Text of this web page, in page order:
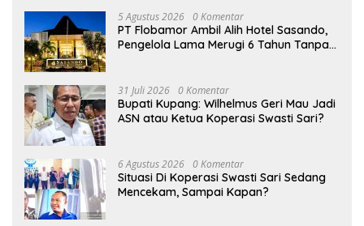
5 Agustus 2026 0 Komentar
PT Flobamor Ambil Alih Hotel Sasando,
Pengelola Lama Merugi 6 Tahun Tanpa
31 Juli 2026 0 Komentar
Bupati Kupang: Wilhelmus Geri Mau Jadi
ASN atau Ketua Koperasi Swasti Sari?
6 Agustus 2026 0 Komentar
Situasi Di Koperasi Swasti Sari Sedang
Mencekam, Sampai Kapan?